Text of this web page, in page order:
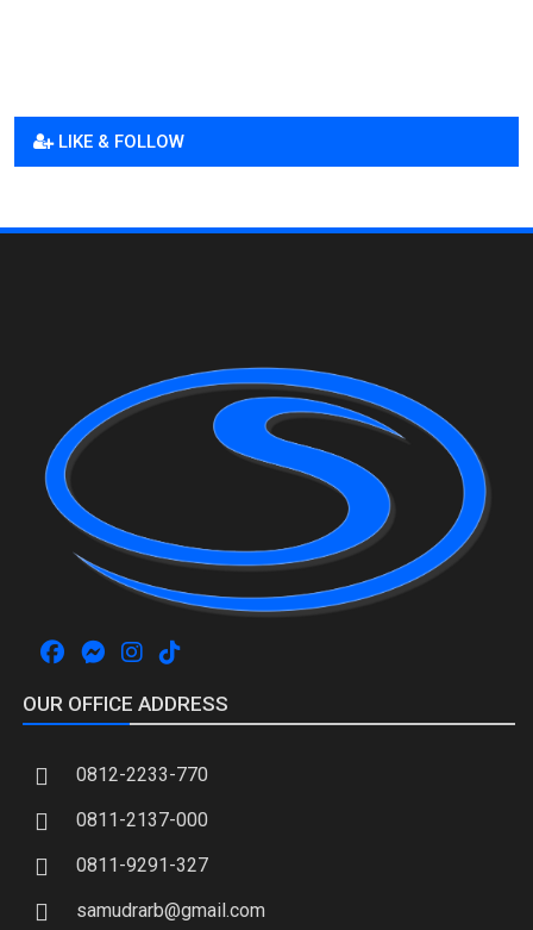
LIKE & FOLLOW
OUR OFFICE ADDRESS
0812-2233-770
0811-2137-000
0811-9291-327
samudrarb@gmail.com